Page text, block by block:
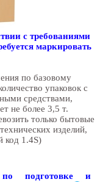
с требованиями
маркировать
по базовому
упаковок с
средствами,
не более 3,5 т.
только бытовые
изделий,
код 1.4S)
по подготовке и